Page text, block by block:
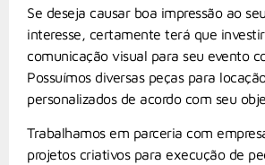
Se deseja causar boa impressão ao
interesse, certamente terá que
comunicação visual para seu evento
Possuímos diversas peças para
personalizados de acordo com seu
Trabalhamos em parceria com
projetos criativos para execução de